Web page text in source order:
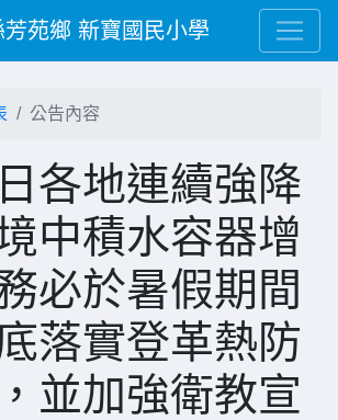
苑鄉 新寶國民小學
公告內容
各地連續強降
中積水容器增
必於暑假期間
落實登革熱防
並加強衛教宣